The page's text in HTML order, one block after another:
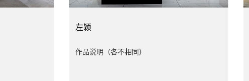
左颖
作品说明（各不相同）